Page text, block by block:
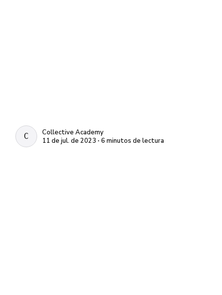
COLLECTIVE ACADEMY
Collective Academy
11 de jul. de 2023 ∙ 6 minutos de lectura